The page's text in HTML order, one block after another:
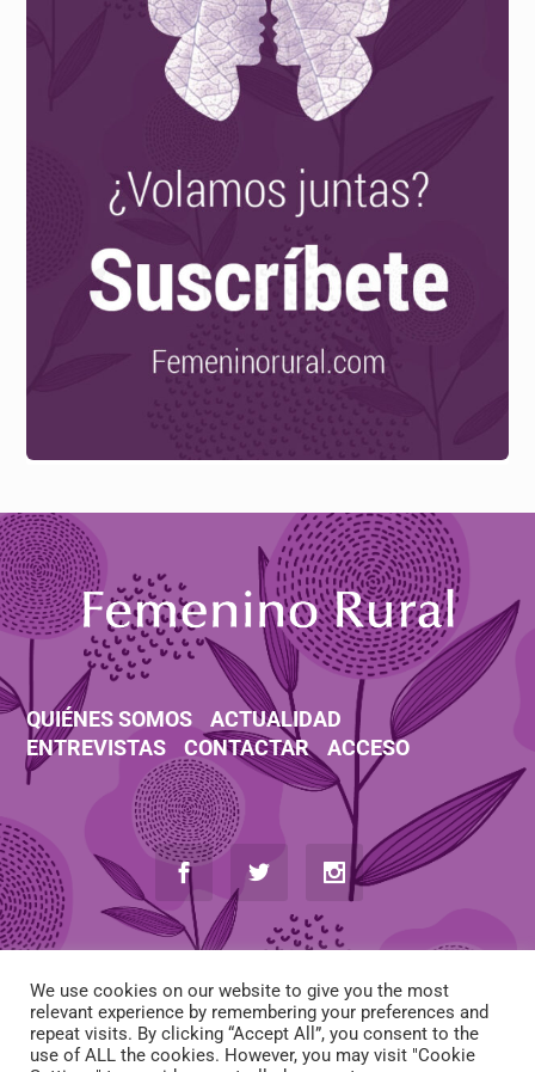
QUIÉNES SOMOS
ACTUALIDAD
ENTREVISTAS
CONTACTAR ACCESO
AVISO LEGAL-POLÍTICA DE COOKIES-POLÍTICA DE PRIVACIDAD
We use cookies on our website to give you the most
relevant experience by remembering your preferences and
repeat visits. By clicking “Accept All”, you consent to the
use of ALL the cookies. However, you may visit "Cookie